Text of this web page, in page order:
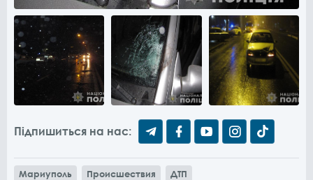
Підпишиться на нас:
Мариуполь Происшествия ДТП